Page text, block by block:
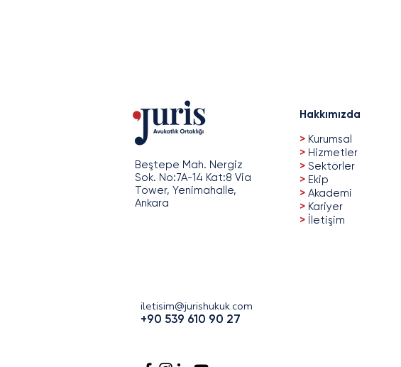
Beştepe Mah. Nergiz
Sok. No:7A-14 Kat:8 Via
Tower, Yenimahalle,
Ankara
Hakkımızda
> Kurumsal
> Hizmetler
> Sektörler
> Ekip
> Akademi
> Kariyer
> İletişim
iletisim@jurishukuk.com
+90 539 610 90 27